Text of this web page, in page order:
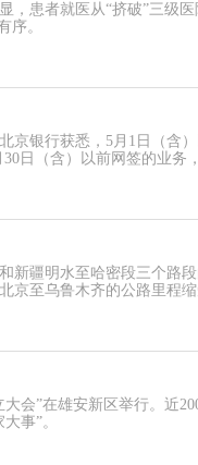
，患者就医从“挤破”三级
序。
京银行获悉，5月1日（含
日（含）以前网签的业务
新疆明水至哈密段三个路
至乌鲁木齐的公路里程缩
会”在雄安新区举行。近
事”。